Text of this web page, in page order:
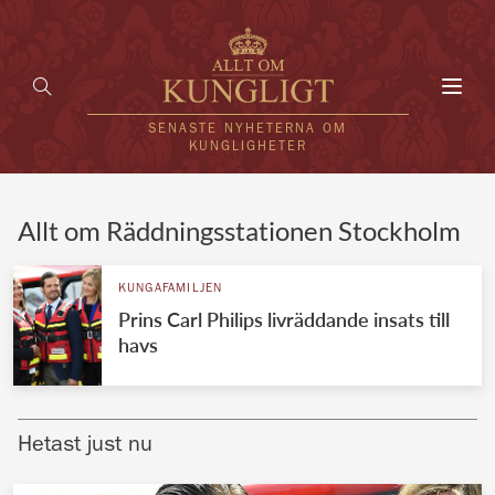
SENASTE NYHETERNA OM
KUNGLIGHETER
UTLÄNDSKT
VÄRLDENS KUNGAHUS
Brittiska kungahuset
Allt om Räddningsstationen Stockholm
KUNGAFAMILJEN
Prins Carl Philips livräddande insats till
havs
Hetast just nu